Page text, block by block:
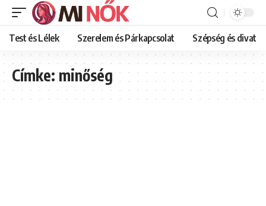
Test és Lélek Szerelem és Párkapcsolat Szépség és divat
Címke:minőség